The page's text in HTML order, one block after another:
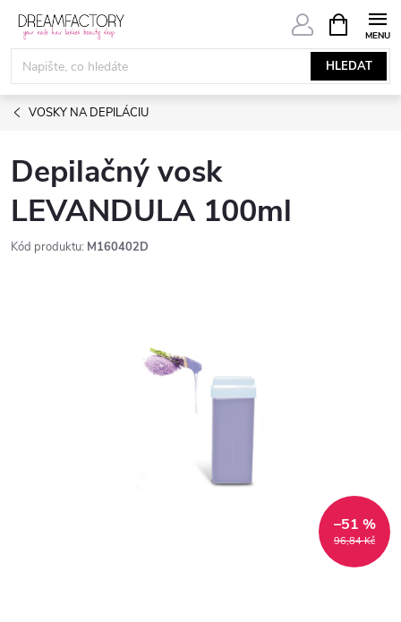
Přejít
obsah
HLEDAT
NÁKUPNÍ
KOŠÍK
VOSKY NA DEPILÁCIU
Depilačný vosk
LEVANDULA 100ml
Kód produktu: M160402D
96,84 Kč
–51 %